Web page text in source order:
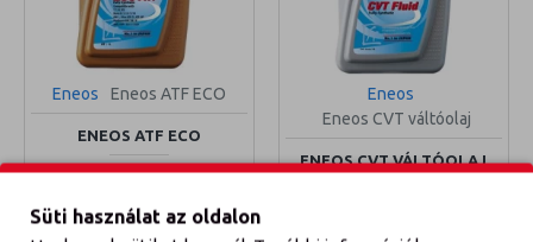
Eneos Eneos ATF ECO
ENEOS ATF ECO
4 390 Ft
KOSÁRBA TESZEM
Eneos
Eneos CVT váltóolaj
ENEOS CVT VÁLTÓOLAJ
KOSÁRBA TESZEM
Süti használat az oldalon